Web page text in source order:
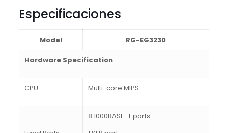
Especificaciones
Model RG-EG3230
Hardware Specification
CPU Multi-core MIPS
8 1000BASE-T ports